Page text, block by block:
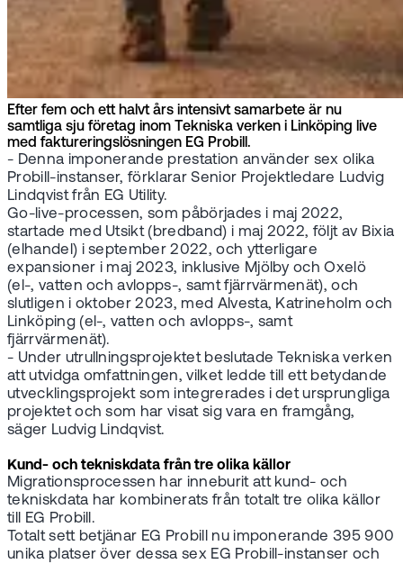
Efter fem och ett halvt års intensivt samarbete är nu
samtliga sju företag inom Tekniska verken i Linköping live
med faktureringslösningen EG Probill.
- Denna imponerande prestation använder sex olika
Probill-instanser, förklarar Senior Projektledare Ludvig
Lindqvist från EG Utility.
Go-live-processen, som påbörjades i maj 2022,
startade med Utsikt (bredband) i maj 2022, följt av Bixia
(elhandel) i september 2022, och ytterligare
expansioner i maj 2023, inklusive Mjölby och Oxelö
(el-, vatten och avlopps-, samt fjärrvärmenät), och
slutligen i oktober 2023, med Alvesta, Katrineholm och
Linköping (el-, vatten och avlopps-, samt
fjärrvärmenät).
- Under utrullningsprojektet beslutade Tekniska verken
att utvidga omfattningen, vilket ledde till ett betydande
utvecklingsprojekt som integrerades i det ursprungliga
projektet och som har visat sig vara en framgång,
säger Ludvig Lindqvist.
Kund- och tekniskdata från tre olika källor
Migrationsprocessen har inneburit att kund- och
tekniskdata har kombinerats från totalt tre olika källor
till EG Probill.
Totalt sett betjänar EG Probill nu imponerande 395 900
unika platser över dessa sex EG Probill-instanser och